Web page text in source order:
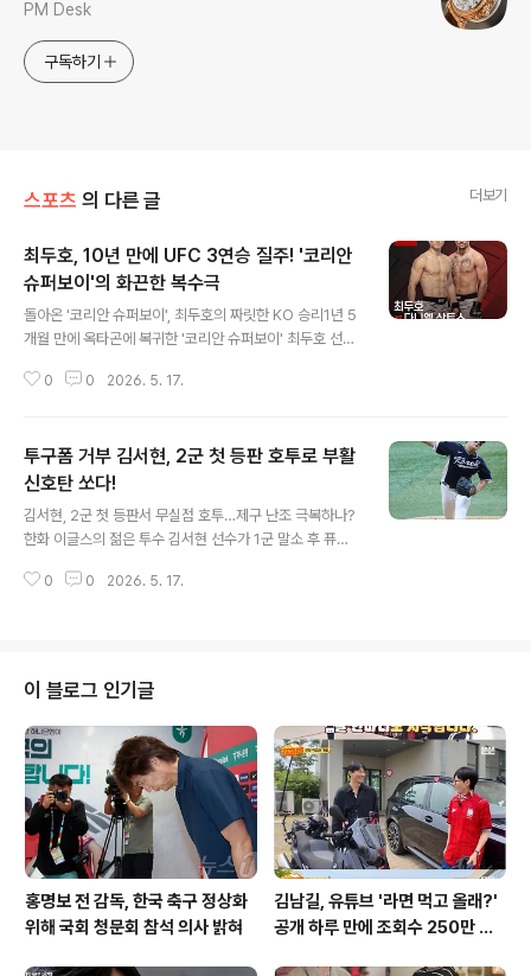
PM Desk
구독하기
스포츠 의 다른 글 더보기
최두호, 10년 만에 UFC 3연승 질주! '코리안
슈퍼보이'의 화끈한 복수극
돌아온 '코리안 슈퍼보이', 최두호의 짜릿한 KO 승리1년 5
개월 만에 옥타곤에 복귀한 '코리안 슈퍼보이' 최두호 선수
려하게 복귀했습니다. 2014년 UFC 데뷔 이후 3연승을
훈련하며 반등을 노리고 있습니다. 이번 승리로 최두호는
2016년 이후 10년 만에 UFC 3연승이라는 값진 기록을
세웠습니다. 산토스와의 악연, 그리고 짜릿한 설욕전최두
호는 원래 지난해 9월 다니엘 산토스와 맞붙을 예정이었으
나 무릎 부상으로 경기를 취소한 바 있습니다. 당시 최두호
의 대체 선수로 출전했던 후배 유주상 선수가 산토스에게
0 0 2026. 5. 17.
투구폼 거부 김서현, 2군 첫 등판 호투로 부활
신호탄 쏘다!
김서현, 2군 첫 등판서 무실점 호투…제구 난조 극복하나?
한화 이글스의 젊은 투수 김서현 선수가 1군 말소 후 퓨처
며 팬들의 기대를 모으고 있습니다. 지난 16일 SSG와의
리고 흔들린 후반기김서현 선수는 2023년 1순위 지명으
로 입단하여 KBO리그 통산 138경기에 등판하며 가능성
을 보여주었습니다. 특히 지난 시즌에는 마무리 투수로 활
약하며 33세이브를 기록, 성공적인 시즌을 보냈습니다. 하
지만 시즌 후반기부터 불안한 모습을 보이기 시작했고, 올
시즌에도 12경기 평균자..
0 0 2026. 5. 17.
이 블로그 인기글
홍명보 전 감독, 한국 축구 정상화
위해 국회 청문회 참석 의사 밝혀
김남길, 유튜브 '라면 먹고 올래?'
공개 하루 만에 조회수 250만 돌